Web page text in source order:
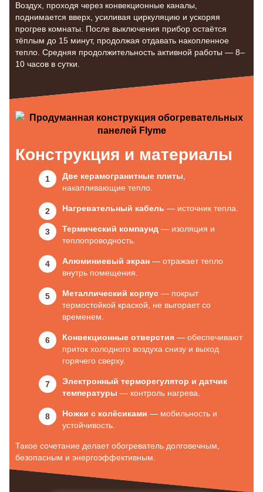
Воздух, проходя через конвекционные каналы,
поднимается вверх, усиливая циркуляцию и ускоряя
прогрев комнаты. После выключения прибор остаётся
тёплым до 15 минут, продолжая отдавать накопленное
тепло. Средняя продолжительность активной работы — 8–
10 часов в сутки.
Конструкция и материалы
Две керамогранитные плиты
накапливающие тепло.
Нагревательный кабель — источник тепла.
Термический компаунд — изоляция и
теплопроводность.
Алюминиевый экран — отражает тепло
внутрь помещения.
Металлический корпус — покрыт
термостойкой краской, не выгорает со
временем.
Конвекционные отверстия — обеспечивают
приток холодного воздуха снизу и выход
горячего сверху.
Электронный терморегулятор и датчик
температуры — контроль нагрева.
Ножки с колёсиками — мобильность и
устойчивость.
Такое сочетание делает обогреватель долговечным,
безопасным и энергоэффективным.